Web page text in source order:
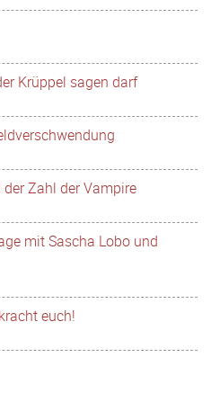
Krüppel sagen darf
Zahl der Vampire
mit Sascha Lobo und
euch!